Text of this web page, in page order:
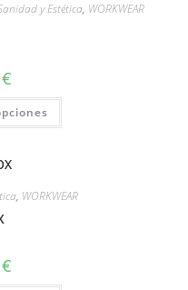
y Estética, WORKWEAR
€
, WORKWEAR
€